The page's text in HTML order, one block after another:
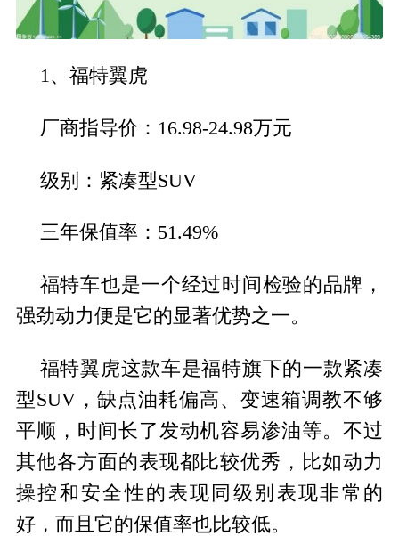
1、福特翼虎
厂商指导价：16.98-24.98万元
级别：紧凑型SUV
三年保值率：51.49%
福特车也是一个经过时间检验的品牌，
强劲动力便是它的显著优势之一。
福特翼虎这款车是福特旗下的一款紧凑
型SUV，缺点油耗偏高、变速箱调教不够
平顺，时间长了发动机容易渗油等。不过
其他各方面的表现都比较优秀，比如动力
操控和安全性的表现同级别表现非常的
好，而且它的保值率也比较低。